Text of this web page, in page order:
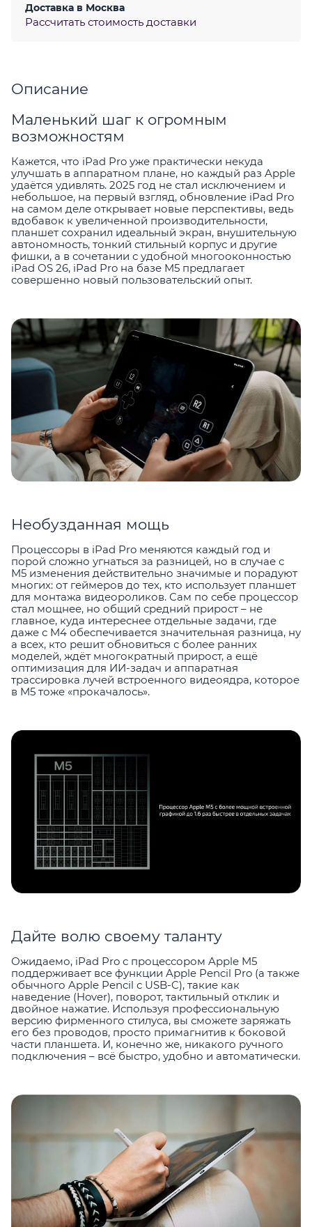
Доставка в Москва
Рассчитать стоимость доставки
Описание
Маленький шаг к огромным
возможностям
Кажется, что iPad Pro уже практически некуда
улучшать в аппаратном плане, но каждый раз Apple
удаётся удивлять. 2025 год не стал исключением и
небольшое, на первый взгляд, обновление iPad Pro
на самом деле открывает новые перспективы, ведь
вдобавок к увеличенной производительности,
планшет сохранил идеальный экран, внушительную
автономность, тонкий стильный корпус и другие
фишки, а в сочетании с удобной многооконностью
iPad OS 26, iPad Pro на базе M5 предлагает
совершенно новый пользовательский опыт.
Необузданная мощь
Процессоры в iPad Pro меняются каждый год и
порой сложно угнаться за разницей, но в случае с
M5 изменения действительно значимые и порадуют
многих: от геймеров до тех, кто использует планшет
для монтажа видеороликов. Сам по себе процессор
стал мощнее, но общий средний прирост – не
главное, куда интереснее отдельные задачи, где
даже с M4 обеспечивается значительная разница, ну
а всех, кто решит обновиться с более ранних
моделей, ждёт многократный прирост, а ещё
оптимизация для ИИ-задач и аппаратная
трассировка лучей встроенного видеоядра, которое
в M5 тоже «прокачалось».
Дайте волю своему таланту
Ожидаемо, iPad Pro с процессором Apple M5
поддерживает все функции Apple Pencil Pro (а также
обычного Apple Pencil с USB-C), такие как
наведение (Hover), поворот, тактильный отклик и
двойное нажатие. Используя профессиональную
версию фирменного стилуса, вы сможете заряжать
его без проводов, просто примагнитив к боковой
части планшета. И, конечно же, никакого ручного
подключения – всё быстро, удобно и автоматически.